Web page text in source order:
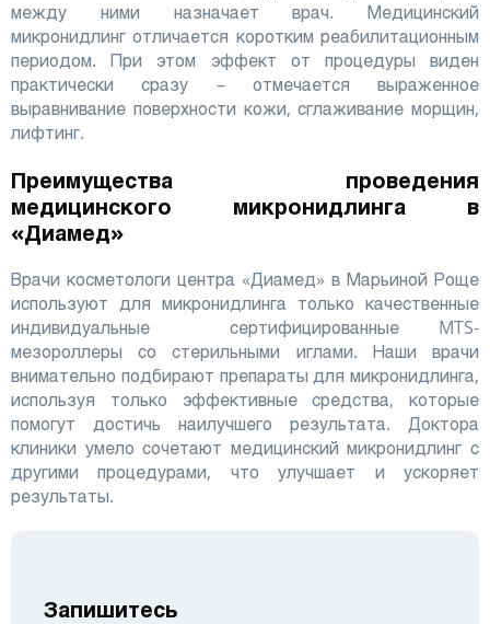
между ними назначает врач. Медицинский
микронидлинг отличается коротким реабилитационным
периодом. При этом эффект от процедуры виден
практически сразу – отмечается выраженное
выравнивание поверхности кожи, сглаживание морщин,
лифтинг.
Преимущества проведения
медицинского микронидлинга в
«Диамед»
Врачи косметологи центра «Диамед» в Марьиной Роще
используют для микронидлинга только качественные
индивидуальные сертифицированные MTS-
мезороллеры со стерильными иглами. Наши врачи
внимательно подбирают препараты для микронидлинга,
используя только эффективные средства, которые
помогут достичь наилучшего результата. Доктора
клиники умело сочетают медицинский микронидлинг с
другими процедурами, что улучшает и ускоряет
результаты.
Запишитесь